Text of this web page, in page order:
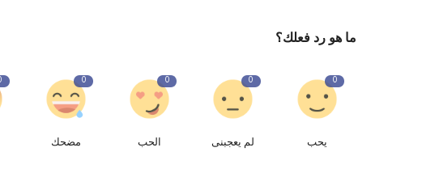
ما هو رد فعلك؟
0
يحب
0
لم يعجبنى
0
الحب
0
مضحك